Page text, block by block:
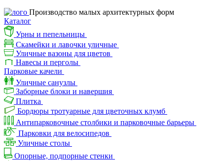
Производство малых архитектурных форм
Каталог
Урны и пепельницы
Скамейки и лавочки уличные
Уличные вазоны для цветов
Навесы и перголы
Парковые качели
Уличные санузлы
Заборные блоки и навершия
Плитка
Бордюры тротуарные для цветочных клумб
Антипарковочные столбики и парковочные барьеры
Парковки для велосипедов
Уличные столы
Опорные, подпорные стенки